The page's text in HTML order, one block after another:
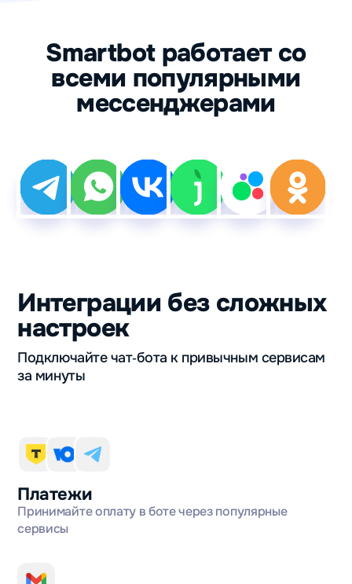
Smartbot работает со
всеми популярными
мессенджерами
Интеграции без сложных
настроек
Подключайте чат‑бота к привычным сервисам
за минуты
Платежи
Принимайте оплату в боте через популярные
сервисы